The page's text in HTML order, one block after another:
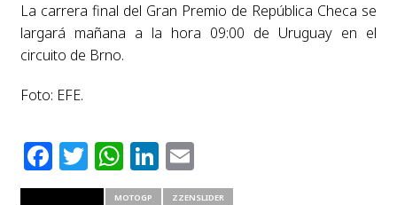
La carrera final del Gran Premio de República Checa se
largará mañana a la hora 09:00 de Uruguay en el
circuito de Brno.
Foto: EFE.
Facebook
Twitter
WhatsApp
LinkedIn
Email
MOTOGP ZZENSLIDER